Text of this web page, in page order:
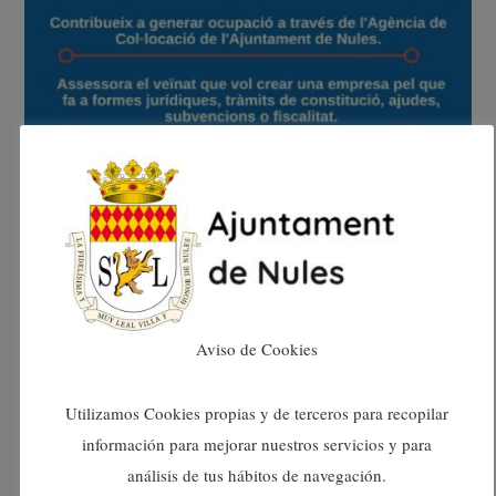
Aviso de Cookies
Utilizamos Cookies propias y de terceros para recopilar
información para mejorar nuestros servicios y para
análisis de tus hábitos de navegación.